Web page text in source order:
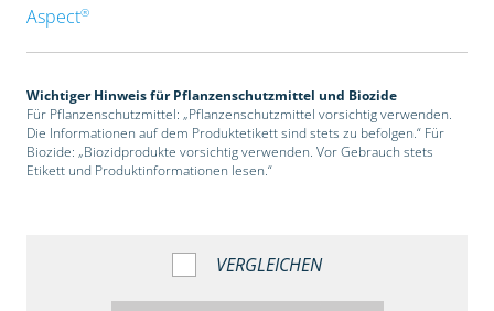
Aspect®
Wichtiger Hinweis für Pflanzenschutzmittel und Biozide
Für Pflanzenschutzmittel: „Pflanzenschutzmittel vorsichtig verwenden.
Die Informationen auf dem Produktetikett sind stets zu befolgen.“ Für
Biozide: „Biozidprodukte vorsichtig verwenden. Vor Gebrauch stets
Etikett und Produktinformationen lesen.“
VERGLEICHEN